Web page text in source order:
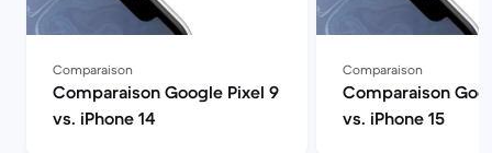
Comparaison
Comparaison Google Pixel 9
vs. iPhone 14
Comparaison
Comparaison
vs. iPhone 15